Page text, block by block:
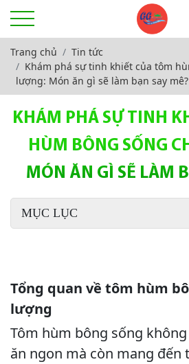
Trang chủ
Tin tức
Khám phá sự tinh khiết của tôm
lượng: Món ăn gì sẽ làm bạn say mê?
KHÁM PHÁ SỰ TINH
HÙM BÔNG SỐNG
MÓN ĂN GÌ SẼ LÀM
MỤC LỤC
Tổng quan về tôm hùm
lượng
Tôm hùm bông sống
ăn ngon mà còn mang đến